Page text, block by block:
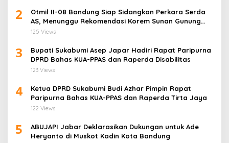
2
Otmil II-08 Bandung Siap Sidangkan Perkara Serda
AS, Menunggu Rekomendasi Korem Sunan Gunung
Jati Cirebon
125 Views
3
Bupati Sukabumi Asep Japar Hadiri Rapat Paripurna
DPRD Bahas KUA-PPAS dan Raperda Disabilitas
123 Views
4
Ketua DPRD Sukabumi Budi Azhar Pimpin Rapat
Paripurna Bahas KUA-PPAS dan Raperda Tirta Jaya
122 Views
5
ABUJAPI Jabar Deklarasikan Dukungan untuk Ade
Heryanto di Muskot Kadin Kota Bandung